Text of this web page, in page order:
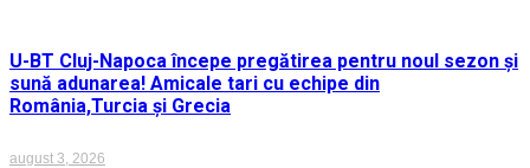
U-BT Cluj-Napoca începe pregătirea pentru noul sezon și
sună adunarea! Amicale tari cu echipe din
România,Turcia și Grecia
august 3, 2026